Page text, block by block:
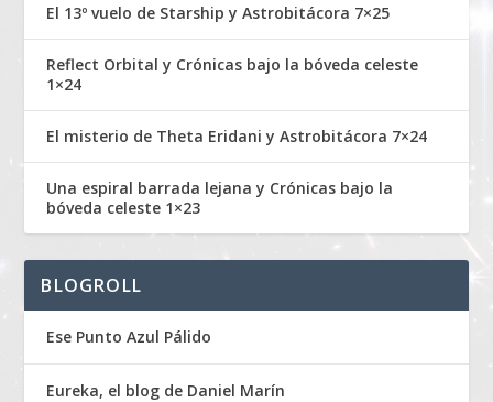
El 13º vuelo de Starship y Astrobitácora 7×25
Reflect Orbital y Crónicas bajo la bóveda celeste
1×24
El misterio de Theta Eridani y Astrobitácora 7×24
Una espiral barrada lejana y Crónicas bajo la
bóveda celeste 1×23
BLOGROLL
Ese Punto Azul Pálido
Eureka, el blog de Daniel Marín